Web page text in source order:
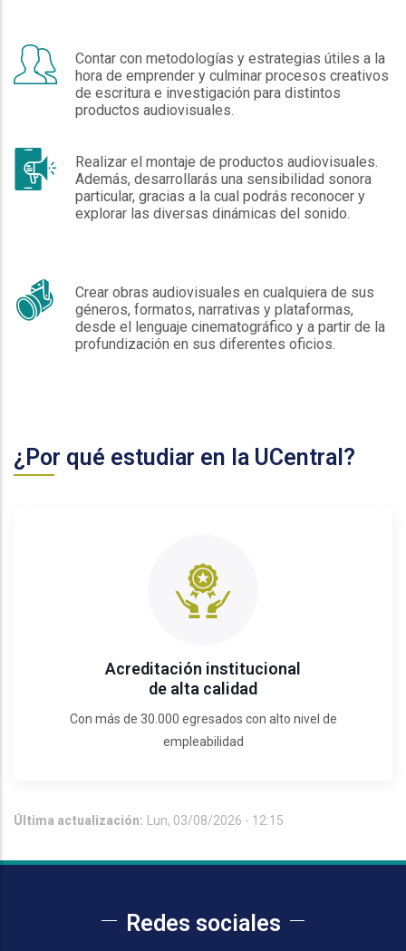
Contar con metodologías y estrategias útiles a la
hora de emprender y culminar procesos creativos
de escritura e investigación para distintos
productos audiovisuales.
Realizar el montaje de productos audiovisuales.
Además, desarrollarás una sensibilidad sonora
particular, gracias a la cual podrás reconocer y
explorar las diversas dinámicas del sonido.
Crear obras audiovisuales en cualquiera de sus
géneros, formatos, narrativas y plataformas,
desde el lenguaje cinematográfico y a partir de la
profundización en sus diferentes oficios.
¿Por qué estudiar en la UCentral?
Acreditación institucional
de alta calidad
Con más de 30.000 egresados con alto nivel de
empleabilidad
Última actualización: Lun, 03/08/2026 - 12:15
Redes sociales